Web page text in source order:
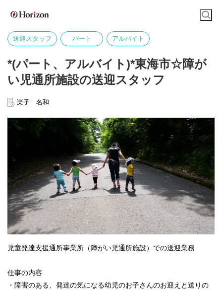
送迎スタッフ パート アルバイト
*(パート、アルバイト)*東海市☆障が
い児通所施設の送迎スタッフ
楽子 名和
児童発達支援通所事業所（障がい児通所施設）での送迎業務
仕事の内容
・障害のある、発達の気になる幼児のお子さんのお迎えと送りの